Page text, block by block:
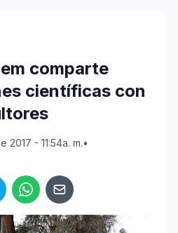
comparte
científicas con
- 11:54a. m.•